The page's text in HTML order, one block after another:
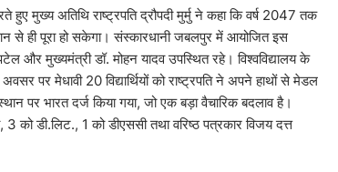
हुए मुख्य अतिथि राष्ट्रपति द्रौपदी मुर्मु ने कहा कि वर्ष 2047 तक
से ही पूरा हो सकेगा। संस्कारधानी जबलपुर में आयोजित इस
और मुख्यमंत्री डॉ. मोहन यादव उपस्थित रहे। विश्वविद्यालय के
पर मेधावी 20 विद्यार्थियों को राष्ट्रपति ने अपने हाथों से मेडल
पर भारत दर्ज किया गया, जो एक बड़ा वैचारिक बदलाव है।
डी.लिट., 1 को डीएससी तथा वरिष्ठ पत्रकार विजय दत्त